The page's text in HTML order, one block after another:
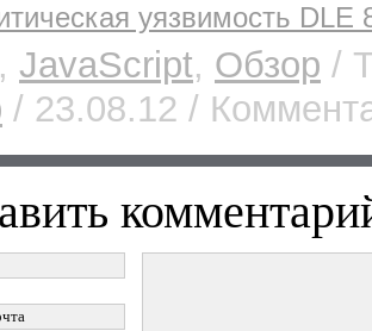
уязвимость DLE
, JavaScript, Обзор /
/ 23.08.12 /